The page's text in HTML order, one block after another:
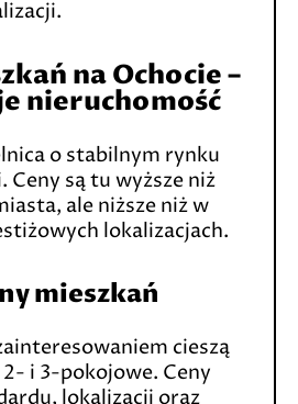
na Ochocie –
nieruchomość
o stabilnym rynku
Ceny są tu wyższe niż
ale niższe niż w
lokalizacjach.
mieszkań
cieszą
i 3-pokojowe. Ceny
lokalizacji oraz